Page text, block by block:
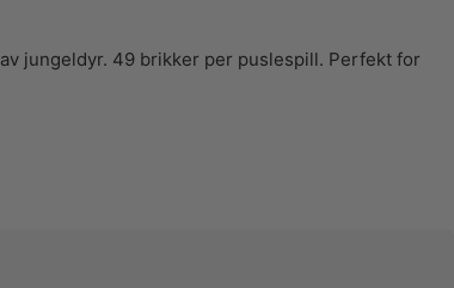
jungeldyr. 49 brikker per puslespill. Perfekt for